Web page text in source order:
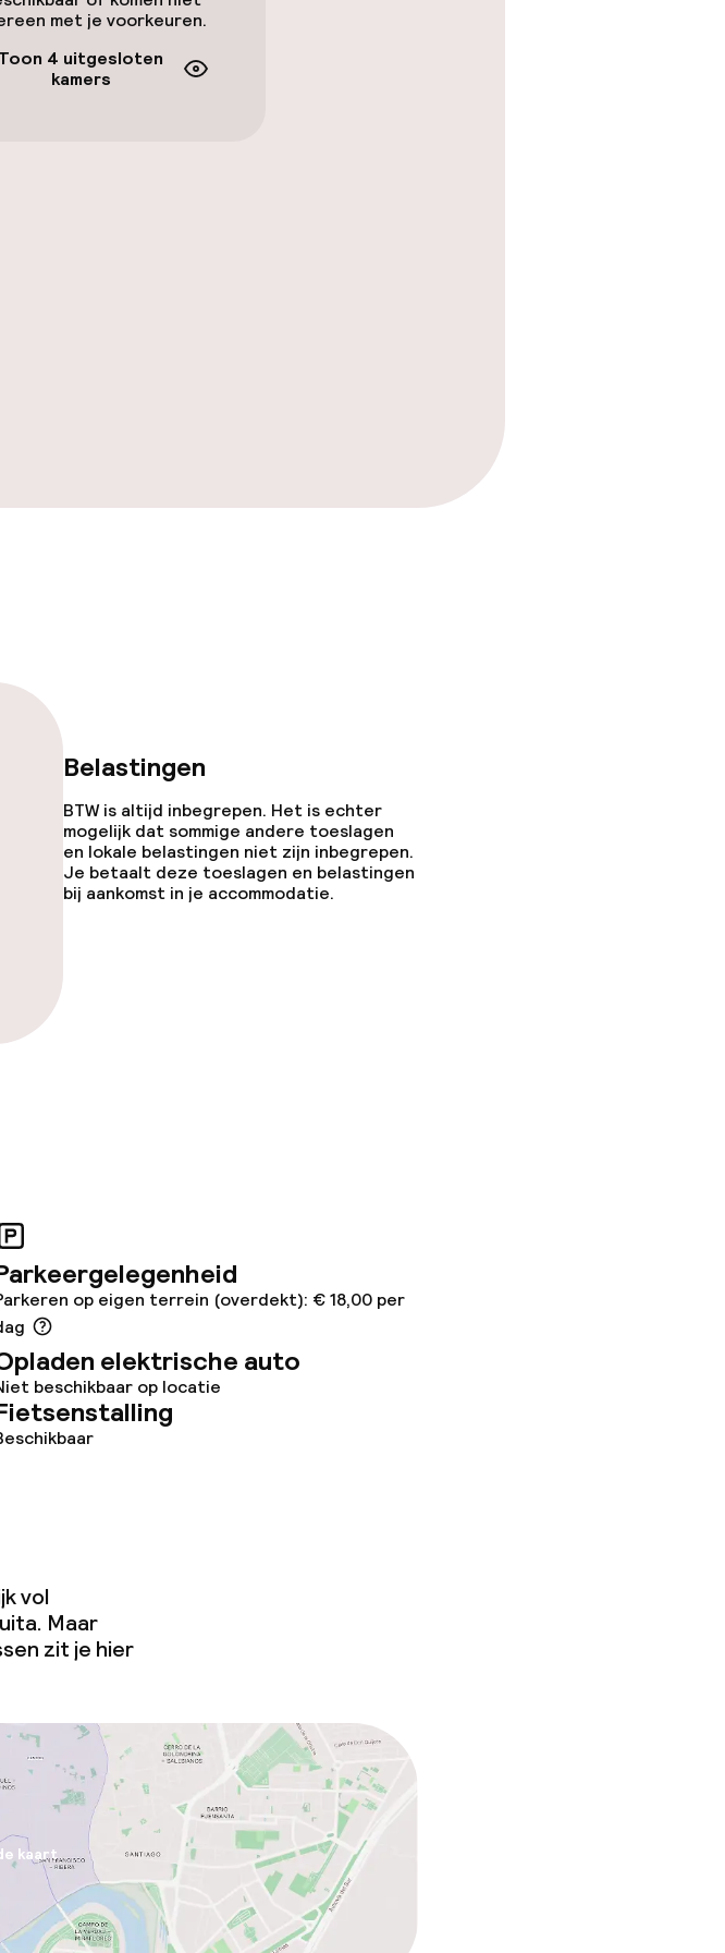
met je voorkeuren.
Toon 4 uitgesloten
kamers
Belastingen
BTW is altijd inbegrepen. Het is echter
mogelijk dat sommige andere toeslagen
en lokale belastingen niet zijn inbegrepen.
Je betaalt deze toeslagen en belastingen
bij aankomst in je accommodatie.
op eigen terrein (overdekt): € 18,00 per
elektrische auto
beschikbaar op locatie
vol
Maar
zit je hier
kaart